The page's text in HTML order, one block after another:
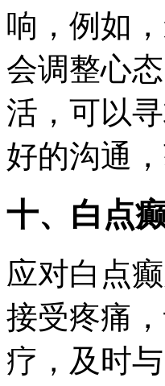
响，例如
会调整心
活，可以
好的沟通
十、白点
应对白点
接受疼痛
疗，及时